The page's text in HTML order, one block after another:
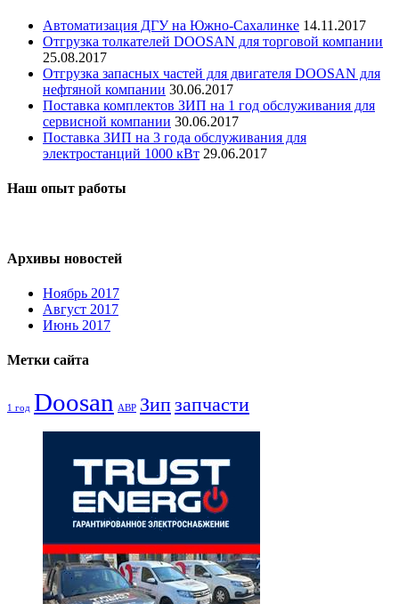
Автоматизация ДГУ на Южно-Сахалинке 14.11.2017
Отгрузка толкателей DOOSAN для торговой компании
25.08.2017
Отгрузка запасных частей для двигателя DOOSAN для
нефтяной компании 30.06.2017
Поставка комплектов ЗИП на 1 год обслуживания для
сервисной компании 30.06.2017
Поставка ЗИП на 3 года обслуживания для
электростанций 1000 кВт 29.06.2017
Наш опыт работы
Архивы новостей
Ноябрь 2017
Август 2017
Июнь 2017
Метки сайта
1 год Doosan АВР Зипзапчасти